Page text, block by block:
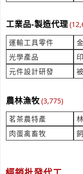
無鉛錫膏詢價 (成分:錫
產業:被動元件半導體
來自:鑫OO技OO有OO
時間:08/05 17:36
出售火鍋桌，臥室冰箱
產業:餐飲食品設備製
來自:洪OO 詢價
時間:08/05 17:23
聯軸器 MAGNALOY
工業品-製造代理
運輸工具零件
光學產品
元件設計研發
農林漁牧(3,775)
茗茶農特產
肉蛋禽畜牧